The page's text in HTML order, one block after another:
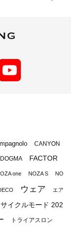
CANYON
DOGMA FACTOR
one NOZA S NO
ウェア エア
サイクルモード 202
トライアスロン